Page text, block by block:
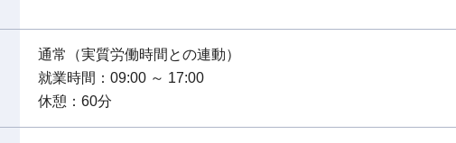
通常（実質労働時間との連動）
就業時間：09:00 ～ 17:00
休憩：60分